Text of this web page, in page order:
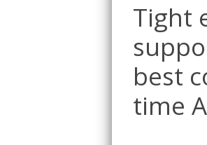
Tight
best
time